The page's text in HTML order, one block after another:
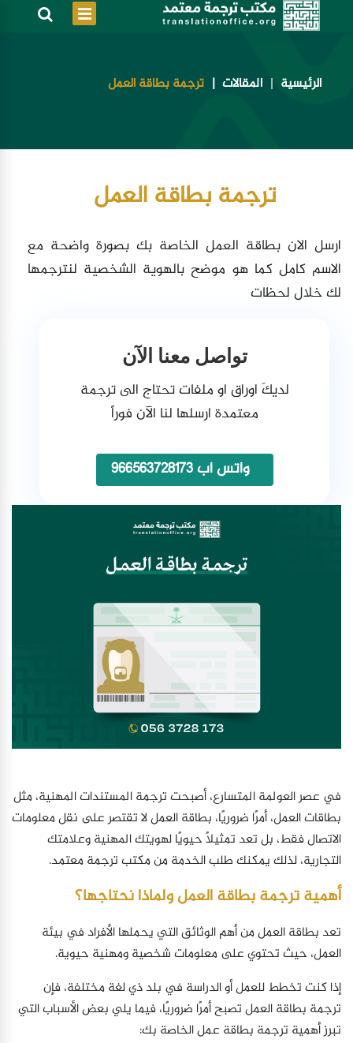
الرئيسية المقالات ترجمة بطاقة العمل
ترجمة بطاقة العمل
ارسل الان بطاقة العمل الخاصة بك بصورة واضحة مع
الاسم كامل كما هو موضح بالهوية الشخصية لنترجمها
لك خلال لحظات
تواصل معنا الآن
لديكَ اوراق او ملفات تحتاج الى ترجمة
معتمدة ارسلها لنا الآن فوراً
واتس اب 966563728173
في عصر العولمة المتسارع، أصبحت ترجمة المستندات المهنية، مثل
بطاقات العمل، أمرًا ضروريًا، بطاقة العمل لا تقتصر على نقل معلومات
الاتصال فقط، بل تعد تمثيلاً حيويًا لهويتك المهنية وعلامتك
التجارية، لذلك يمكنك طلب الخدمة من مكتب ترجمة معتمد.
أهمية ترجمة بطاقة العمل ولماذا نحتاجها؟
تعد بطاقة العمل من أهم الوثائق التي يحملها الأفراد في بيئة
العمل، حيث تحتوي على معلومات شخصية ومهنية حيوية.
إذا كنت تخطط للعمل أو الدراسة في بلد ذي لغة مختلفة، فإن
ترجمة بطاقة العمل تصبح أمرًا ضروريًا، فيما يلي بعض الأسباب التي
تبرز أهمية ترجمة بطاقة عمل الخاصة بك: